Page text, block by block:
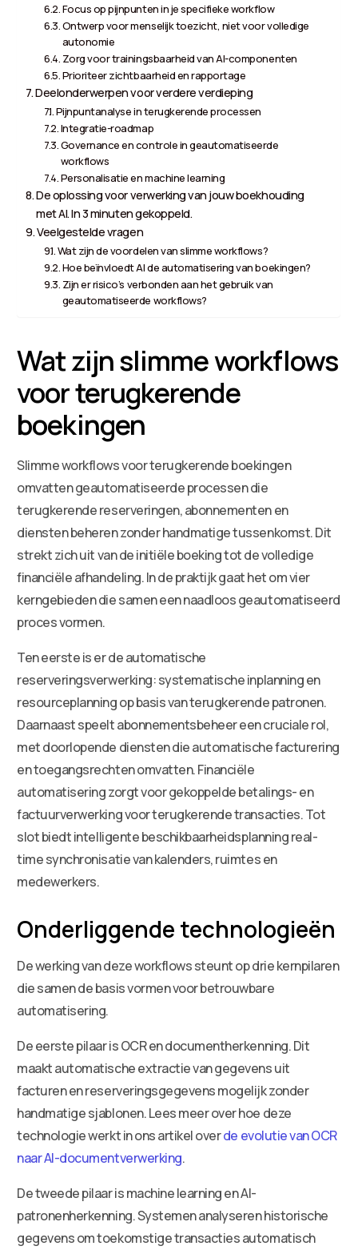
Focus op pijnpunten in je specifieke workflow
Ontwerp voor menselijk toezicht, niet voor volledige
autonomie
Zorg voor trainingsbaarheid van AI-componenten
Prioriteer zichtbaarheid en rapportage
Deelonderwerpen voor verdere verdieping
Pijnpuntanalyse in terugkerende processen
Integratie-roadmap
Governance en controle in geautomatiseerde
workflows
Personalisatie en machine learning
De oplossing voor verwerking van jouw boekhouding
met AI. In 3 minuten gekoppeld.
Veelgestelde vragen
Wat zijn de voordelen van slimme workflows?
Hoe beïnvloedt AI de automatisering van boekingen?
Zijn er risico’s verbonden aan het gebruik van
geautomatiseerde workflows?
Wat zijn slimme workflows
voor terugkerende
boekingen
Slimme workflows voor terugkerende boekingen
omvatten geautomatiseerde processen die
terugkerende reserveringen, abonnementen en
diensten beheren zonder handmatige tussenkomst. Dit
strekt zich uit van de initiële boeking tot de volledige
financiële afhandeling. In de praktijk gaat het om vier
kerngebieden die samen een naadloos geautomatiseerd
proces vormen.
Ten eerste is er de automatische
reserveringsverwerking: systematische inplanning en
resourceplanning op basis van terugkerende patronen.
Daarnaast speelt abonnementsbeheer een cruciale rol,
met doorlopende diensten die automatische facturering
en toegangsrechten omvatten. Financiële
automatisering zorgt voor gekoppelde betalings- en
factuurverwerking voor terugkerende transacties. Tot
slot biedt intelligente beschikbaarheidsplanning real-
time synchronisatie van kalenders, ruimtes en
medewerkers.
Onderliggende technologieën
De werking van deze workflows steunt op drie kernpilaren
die samen de basis vormen voor betrouwbare
automatisering.
De eerste pilaar is OCR en documentherkenning. Dit
maakt automatische extractie van gegevens uit
facturen en reserveringsgegevens mogelijk zonder
handmatige sjablonen. Lees meer over hoe deze
technologie werkt in ons artikel overde evolutie van OCR
naar AI-documentverwerking.
De tweede pilaar is machine learning en AI-
patronenherkenning. Systemen analyseren historische
gegevens om toekomstige transacties automatisch